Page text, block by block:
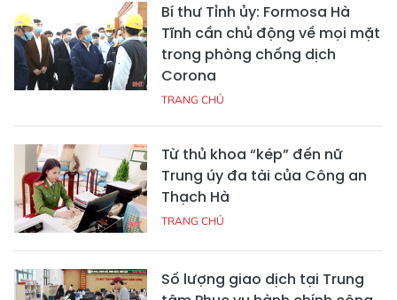
Bí thư Tỉnh ủy: Formosa Hà
Tĩnh cần chủ động về mọi mặt
trong phòng chống dịch
Corona
TRANG CHỦ
Từ thủ khoa “kép” đến nữ
Trung úy đa tài của Công an
Thạch Hà
TRANG CHỦ
Số lượng giao dịch tại Trung